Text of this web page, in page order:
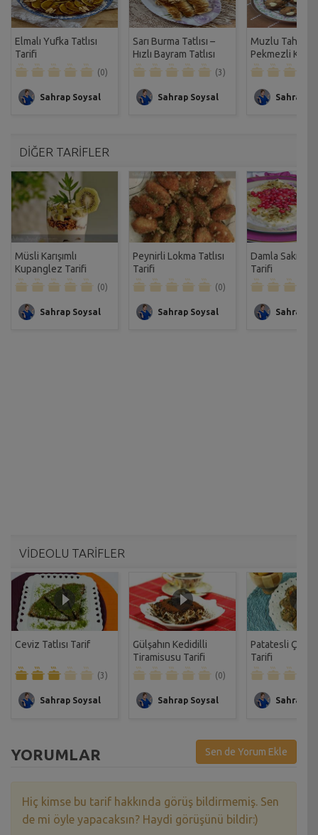
Elmalı Yufka Tatlısı
Tarifi
(0)
Sahrap Soysal
Sarı Burma Tatlısı –
Hızlı Bayram Tatlısı
Tarifi
(3)
Sahrap Soysal
Muzlu Tahinli
Pekmezli
Tarifi
Sahrap
DİĞER TARİFLER
Müsli Karışımlı
Kupanglez Tarifi
(0)
Sahrap Soysal
Peynirli Lokma Tatlısı
Tarifi
(0)
Sahrap Soysal
Damla Sakızlı
Tarifi
Sahrap
VİDEOLU TARİFLER
Ceviz Tatlısı Tarif
(3)
Sahrap Soysal
Gülşahın Kedidilli
Tiramisusu Tarifi
(0)
Sahrap Soysal
Patatesli Çıtır
Tarifi
Sahrap
YORUMLAR Sen de Yorum Ekle
Hiç kimse bu tarif hakkında görüş bildirmemiş. Sen
de mi öyle yapacaksın? Haydi görüşünü bildir:)